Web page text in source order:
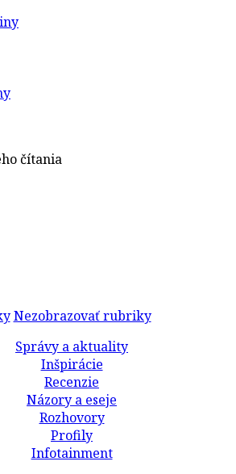
čítania
Nezobrazovať rubriky
Správy a aktuality
Inšpirácie
Recenzie
Názory a eseje
Rozhovory
Profily
Infotainment